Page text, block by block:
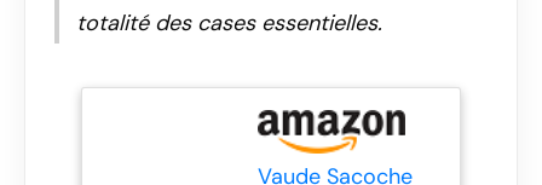
totalité des cases essentielles.
Vaude Sacoche